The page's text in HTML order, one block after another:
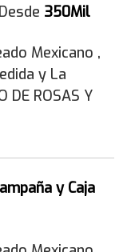
350Mil
Mexicano ,
y La
DE ROSAS Y
y Caja